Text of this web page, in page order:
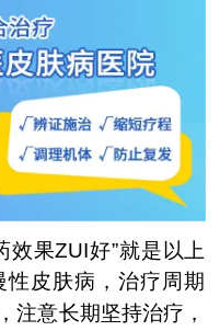
果ZUI好”就是以上
皮肤病，治疗周期
注意长期坚持治疗，